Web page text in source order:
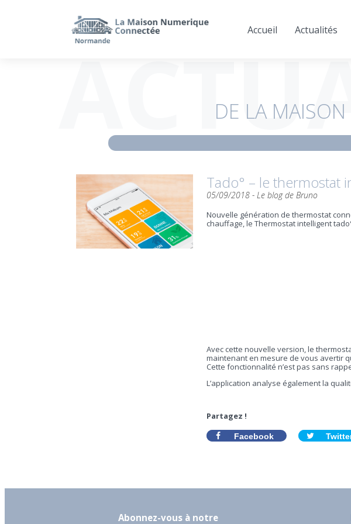
Accueil Actualités
DE LA
Tado° – le thermostat
05/09/2018 - Le blog de Bruno
Nouvelle génération de thermostat
chauffage, le Thermostat intelligent
Avec cette nouvelle version, le
maintenant en mesure de vous avertir
Cette fonctionnalité n’est pas sans
L’application analyse également la
Partagez !
Facebook
Abonnez-vous à notre